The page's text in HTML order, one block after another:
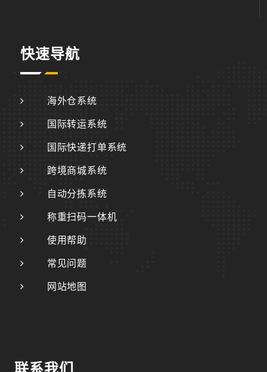
快速导航
海外仓系统
国际转运系统
国际快递打单系统
跨境商城系统
自动分拣系统
称重扫码一体机
使用帮助
常见问题
网站地图
联系我们